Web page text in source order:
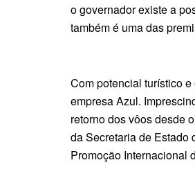
o governador existe a
também é uma das
Com potencial turístico
empresa Azul.
retorno dos vôos desde
da Secretaria de Estado
Promoção Internacional